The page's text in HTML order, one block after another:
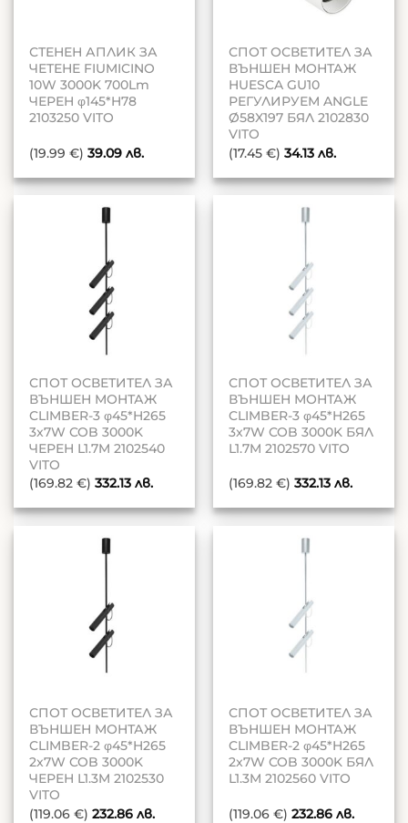
СТЕНЕН АПЛИК ЗА
ЧЕТЕНЕ FIUMICINO
10W 3000K 700Lm
ЧЕРЕН φ145*H78
2103250 VITO
(19.99 €) 39.09лв.
СПОТ ОСВЕТИТЕЛ ЗА
ВЪНШЕН МОНТАЖ
HUESCA GU10
РЕГУЛИРУЕМ ANGLE
Ø58X197 БЯЛ 2102830
VITO
(17.45 €) 34.13лв.
СПОТ ОСВЕТИТЕЛ ЗА
ВЪНШЕН МОНТАЖ
CLIMBER-3 φ45*H265
3x7W COB 3000K
ЧЕРЕН L1.7M 2102540
VITO
(169.82 €) 332.13лв.
СПОТ ОСВЕТИТЕЛ ЗА
ВЪНШЕН МОНТАЖ
CLIMBER-3 φ45*H265
3x7W COB 3000K БЯЛ
L1.7M 2102570 VITO
(169.82 €) 332.13лв.
СПОТ ОСВЕТИТЕЛ ЗА
ВЪНШЕН МОНТАЖ
CLIMBER-2 φ45*H265
2x7W COB 3000K
ЧЕРЕН L1.3M 2102530
VITO
(119.06 €) 232.86лв.
СПОТ ОСВЕТИТЕЛ ЗА
ВЪНШЕН МОНТАЖ
CLIMBER-2 φ45*H265
2x7W COB 3000K БЯЛ
L1.3M 2102560 VITO
(119.06 €) 232.86лв.